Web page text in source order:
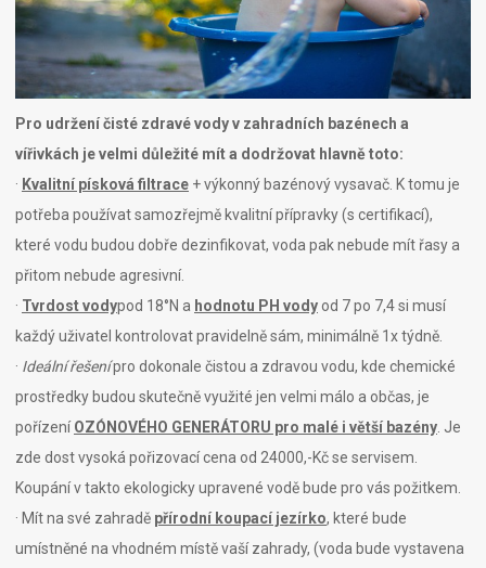
Pro udržení čisté zdravé vody v zahradních bazénech a
vířivkách je velmi důležité mít a dodržovat hlavně toto:
· Kvalitní písková filtrace + výkonný bazénový vysavač. K tomu je
potřeba používat samozřejmě kvalitní přípravky (s certifikací),
které vodu budou dobře dezinfikovat, voda pak nebude mít řasy a
přitom nebude agresivní.
· Tvrdostvodypod 18°N a hodnotu PH vody od 7 po 7,4 si musí
každý uživatel kontrolovat pravidelně sám, minimálně 1x týdně.
· Ideální řešenípro dokonale čistou a zdravou vodu, kde chemické
prostředky budou skutečně využité jen velmi málo a občas, je
pořízeníOZÓNOVÉHO GENERÁTORU pro malé i větší bazény . Je
zde dost vysoká pořizovací cena od 24000,-Kč se servisem.
Koupání v takto ekologicky upravené vodě bude pro vás požitkem.
· Mít na své zahradě přírodní koupací jezírko, které bude
umístněné na vhodném místě vaší zahrady, (voda bude vystavena